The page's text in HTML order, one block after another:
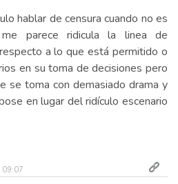
hablar de censura cuando no es
parece ridicula la linea de
a lo que está permitido o
en su toma de decisiones pero
se toma con demasiado drama y
en lugar del ridículo escenario
09:07